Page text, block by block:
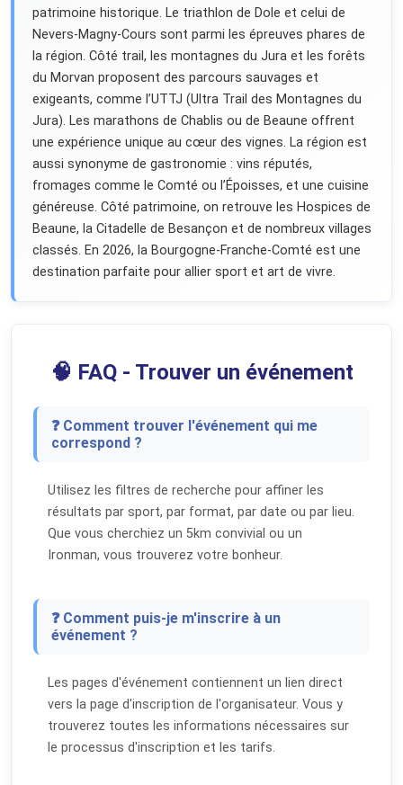
patrimoine historique. Le triathlon de Dole et celui de
Nevers-Magny-Cours sont parmi les épreuves phares de
la région. Côté trail, les montagnes du Jura et les forêts
du Morvan proposent des parcours sauvages et
exigeants, comme l’UTTJ (Ultra Trail des Montagnes du
Jura). Les marathons de Chablis ou de Beaune offrent
une expérience unique au cœur des vignes. La région est
aussi synonyme de gastronomie : vins réputés,
fromages comme le Comté ou l’Époisses, et une cuisine
généreuse. Côté patrimoine, on retrouve les Hospices de
Beaune, la Citadelle de Besançon et de nombreux villages
classés. En 2026, la Bourgogne-Franche-Comté est une
destination parfaite pour allier sport et art de vivre.
🧠 FAQ - Trouver un événement
❓ Comment trouver l'événement qui me
correspond ?
Utilisez les filtres de recherche pour affiner les
résultats par sport, par format, par date ou par lieu.
Que vous cherchiez un 5km convivial ou un
Ironman, vous trouverez votre bonheur.
❓ Comment puis-je m'inscrire à un
événement ?
Les pages d'événement contiennent un lien direct
vers la page d'inscription de l'organisateur. Vous y
trouverez toutes les informations nécessaires sur
le processus d'inscription et les tarifs.